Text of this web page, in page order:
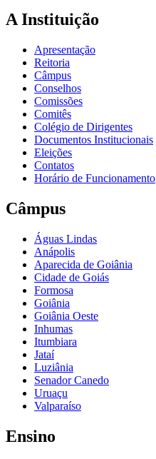
A Instituição
Apresentação
Reitoria
Câmpus
Conselhos
Comissões
Comitês
Colégio de Dirigentes
Documentos Institucionais
Eleições
Contatos
Horário de Funcionamento
Câmpus
Águas Lindas
Anápolis
Aparecida de Goiânia
Cidade de Goiás
Formosa
Goiânia
Goiânia Oeste
Inhumas
Itumbiara
Jataí
Luziânia
Senador Canedo
Uruaçu
Valparaíso
Ensino